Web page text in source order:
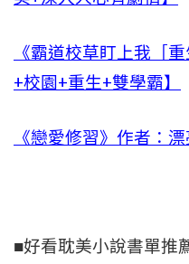
《霸道校草盯上我［
+校園+重生+雙學霸】
《戀愛修習》作者：
■好看耽美小說書單推